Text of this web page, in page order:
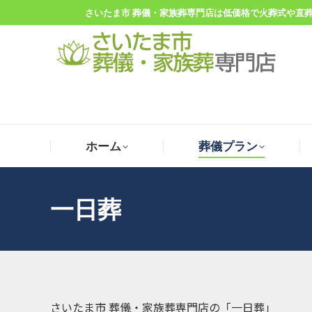
さいたま市 葬儀・家族葬専門店は低価格で火葬式や
ホーム 葬儀プラン
一日葬
さいたま市 葬儀・家族葬専門店の「一日葬」
ホーム 葬儀プラン